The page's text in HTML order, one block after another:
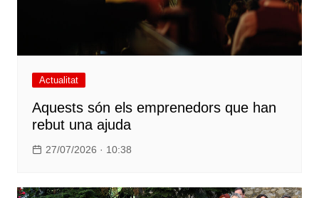
Actualitat
Aquests són els emprenedors que han
rebut una ajuda
27/07/2026 · 10:38